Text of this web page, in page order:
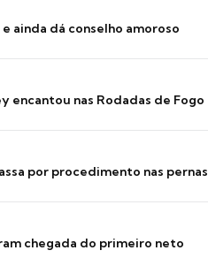
ainda dá conselho amoroso
encantou nas Rodadas de Fogo
por procedimento nas pernas
chegada do primeiro neto